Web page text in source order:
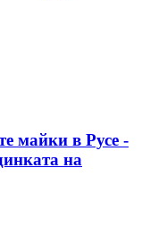
майки в Русе -
на